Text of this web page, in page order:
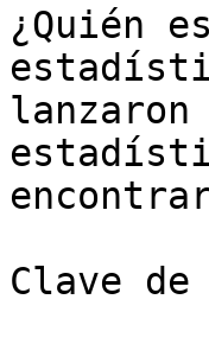
¿Quién
Clave